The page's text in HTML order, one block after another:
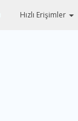
Hızlı Erişimler